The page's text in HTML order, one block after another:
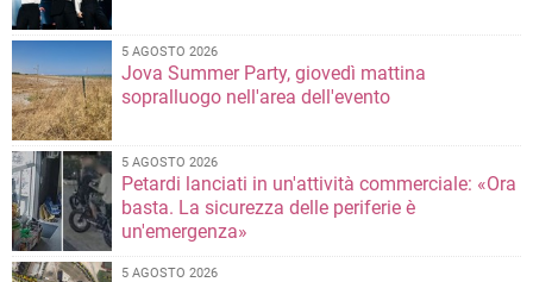
5 AGOSTO 2026
Jova Summer Party, giovedì mattina
sopralluogo nell'area dell'evento
5 AGOSTO 2026
Petardi lanciati in un'attività commerciale: «Ora
basta. La sicurezza delle periferie è
un'emergenza»
5 AGOSTO 2026